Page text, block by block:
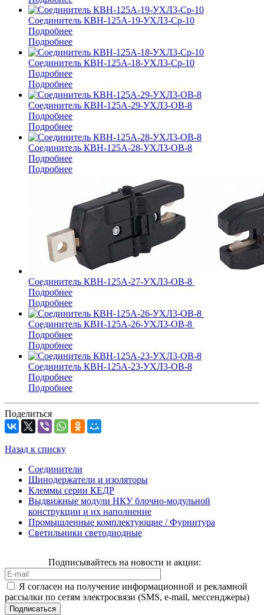
Соединитель КВН-125А-19-УХЛ3-Ср-10
Подробнее
Подробнее
Соединитель КВН-125А-18-УХЛ3-Ср-10
Подробнее
Подробнее
Соединитель КВН-125А-29-УХЛ3-ОВ-8
Подробнее
Подробнее
Соединитель КВН-125А-28-УХЛ3-ОВ-8
Подробнее
Подробнее
Соединитель КВН-125А-27-УХЛ3-ОВ-8
Подробнее
Подробнее
Соединитель КВН-125А-26-УХЛ3-ОВ-8
Подробнее
Подробнее
Соединитель КВН-125А-23-УХЛ3-ОВ-8
Подробнее
Подробнее
Поделиться
Назад к списку
Соединители
Шинодержатели и изоляторы
Клеммы серии КЕДР
Выдвижные модули НКУ блочно-модульной
конструкции и их наполнение
Промышленные комплектующие / Фурнитура
Светильники светодиодные
Подписывайтесь на новости и акции:
Я согласен на получение информационной и рекламной
рассылки по сетям электросвязи (SMS, e-mail, мессенджеры)